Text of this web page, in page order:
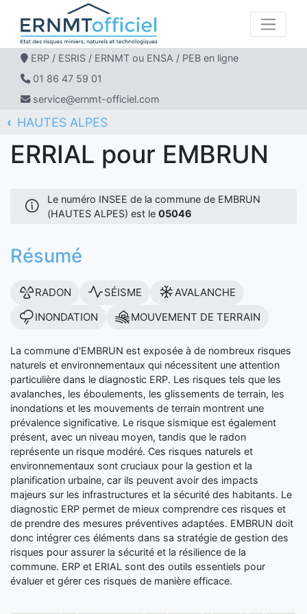
ERP / ESRIS / ERNMT ou ENSA / PEB en ligne
01 86 47 59 01
service@ernmt-officiel.com
ERNMT Officiel
ERRIAL
HAUTES ALPES
EMBRUN
ERRIAL pour EMBRUN
Le numéro INSEE de la commune de EMBRUN
(HAUTES ALPES) est le 05046
Résumé
RADON SÉISME
AVALANCHE
INONDATION
MOUVEMENT DE TERRAIN
La commune d'EMBRUN est exposée à de nombreux risques
naturels et environnementaux qui nécessitent une attention
particulière dans le diagnostic ERP. Les risques tels que les
avalanches, les éboulements, les glissements de terrain, les
inondations et les mouvements de terrain montrent une
prévalence significative. Le risque sismique est également
présent, avec un niveau moyen, tandis que le radon
représente un risque modéré. Ces risques naturels et
environnementaux sont cruciaux pour la gestion et la
planification urbaine, car ils peuvent avoir des impacts
majeurs sur les infrastructures et la sécurité des habitants. Le
diagnostic ERP permet de mieux comprendre ces risques et
de prendre des mesures préventives adaptées. EMBRUN doit
donc intégrer ces éléments dans sa stratégie de gestion des
risques pour assurer la sécurité et la résilience de la
commune. ERP et ERIAL sont des outils essentiels pour
évaluer et gérer ces risques de manière efficace.